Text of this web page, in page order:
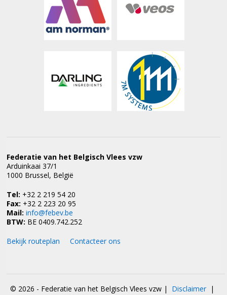
Federatie van het Belgisch Vlees vzw
Arduinkaai 37/1
1000 Brussel, België
Tel: +32 2 219 54 20
Fax: +32 2 223 20 95
Mail: info@febev.be
BTW: BE 0409.742.252
Bekijk routeplan
Contacteer ons
© 2026 - Federatie van het Belgisch Vlees vzw| Disclaimer|